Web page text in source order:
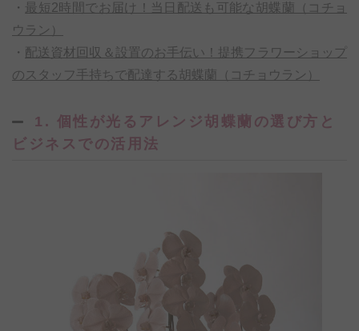
・ 最短2時間でお届け！当日配送も可能な胡蝶蘭（コチョ
ウラン）
・ 配送資材回収＆設置のお手伝い！提携フラワーショップ
のスタッフ手持ちで配達する胡蝶蘭（コチョウラン）
1. 個性が光るアレンジ胡蝶蘭の選び方と
ビジネスでの活用法